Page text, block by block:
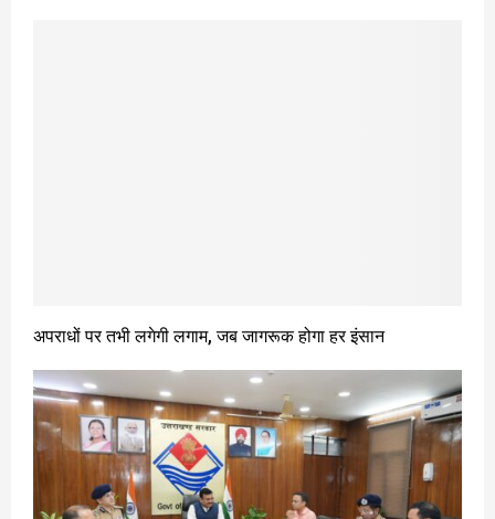
अपराधों पर तभी लगेगी लगाम, जब जागरूक होगा हर इंसान